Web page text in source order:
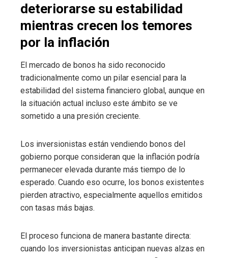
deteriorarse su estabilidad
mientras crecen los temores
por la inflación
El mercado de bonos ha sido reconocido
tradicionalmente como un pilar esencial para la
estabilidad del sistema financiero global, aunque en
la situación actual incluso este ámbito se ve
sometido a una presión creciente.
Los inversionistas están vendiendo bonos del
gobierno porque consideran que la inflación podría
permanecer elevada durante más tiempo de lo
esperado. Cuando eso ocurre, los bonos existentes
pierden atractivo, especialmente aquellos emitidos
con tasas más bajas.
El proceso funciona de manera bastante directa:
cuando los inversionistas anticipan nuevas alzas en